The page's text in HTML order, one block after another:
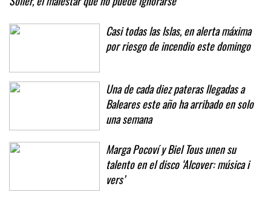
Casi todas las Islas, en alerta máxima
por riesgo de incendio este domingo
Una de cada diez pateras llegadas a
Baleares este año ha arribado en solo
una semana
Marga Pocoví y Biel Tous unen su
talento en el disco ‘Alcover: música i
vers’